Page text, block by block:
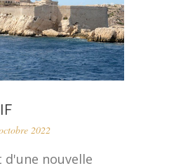
2022
d'une nouvelle